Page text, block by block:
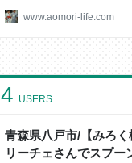
www.aomori-life.com
青森県八戸市/【みろく
リーチェさんでスプー
4 USERS